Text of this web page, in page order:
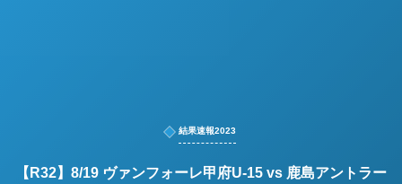
結果速報2023
【R32】8/19 ヴァンフォーレ甲府U-15 vs 鹿島アントラー